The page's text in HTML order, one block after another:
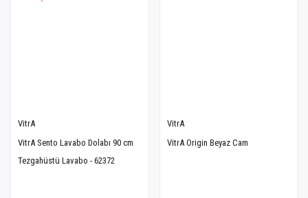
VitrA
VitrA Sento Lavabo Dolabı 90 cm
Tezgahüstü Lavabo - 62372
VitrA
VitrA Origin Beyaz Cam